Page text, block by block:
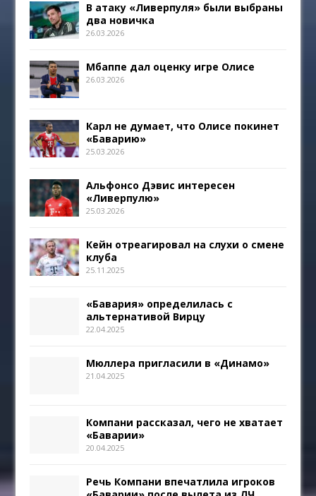
В атаку «Ливерпуля» были выбраны
два новичка
26.03.2026
Мбаппе дал оценку игре Олисе
26.03.2026
Карл не думает, что Олисе покинет
«Баварию»
25.03.2026
Альфонсо Дэвис интересен
«Ливерпулю»
25.03.2026
Кейн отреагировал на слухи о смене
клуба
25.11.2025
«Бавария» определилась с
альтернативой Вирцу
22.04.2025
Мюллера пригласили в «Динамо»
21.04.2025
Компани рассказал, чего не хватает
«Баварии»
20.04.2025
Речь Компани впечатлила игроков